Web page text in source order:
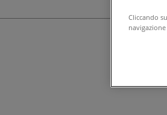
Cliccando